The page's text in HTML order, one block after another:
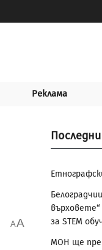
Реклама
AA
за STEM
МОН ще